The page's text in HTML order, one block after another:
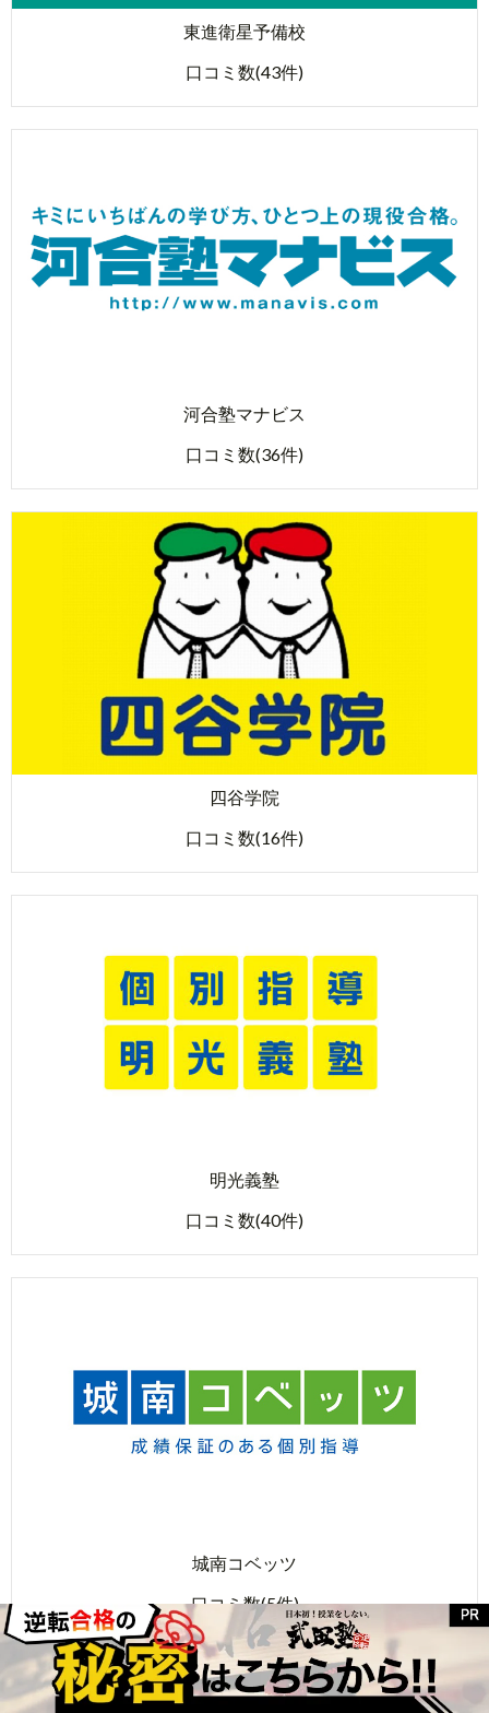
東進衛星予備校
口コミ数(43件)
河合塾マナビス
口コミ数(36件)
四谷学院
口コミ数(16件)
明光義塾
口コミ数(40件)
城南コベッツ
口コミ数(5件)